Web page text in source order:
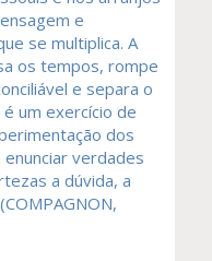
e
se multiplica. A
os tempos, rompe
e separa o
um exercício de
dos
verdades
a dúvida, a